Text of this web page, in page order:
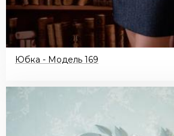
Юбка - Модель 169